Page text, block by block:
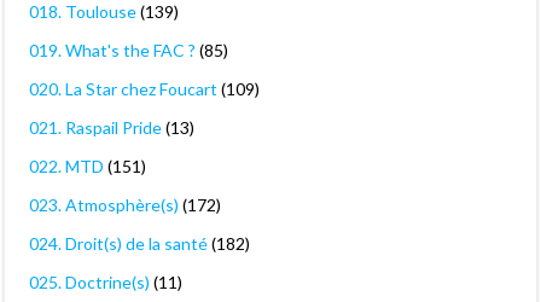
018. Toulouse(139)
019. What's the FAC ? (85)
020. La Star chez Foucart (109)
021. Raspail Pride(13)
022. MTD (151)
023. Atmosphère(s) (172)
024. Droit(s) de la santé(182)
025. Doctrine(s) (11)